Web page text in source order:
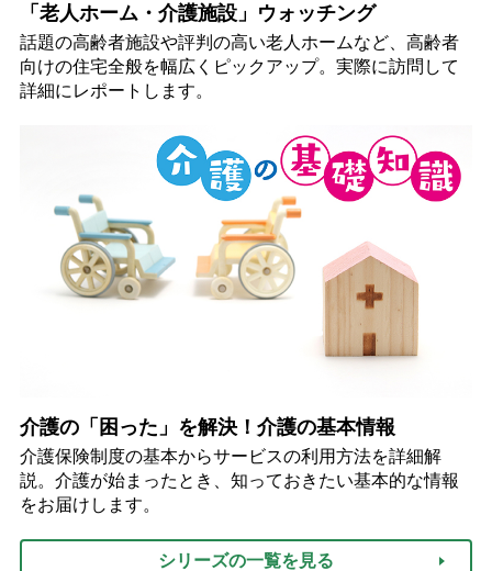
「老人ホーム・介護施設」ウォッチング
話題の高齢者施設や評判の高い老人ホームなど、高齢者
向けの住宅全般を幅広くピックアップ。実際に訪問して
詳細にレポートします。
介護の「困った」を解決！介護の基本情報
介護保険制度の基本からサービスの利用方法を詳細解
説。介護が始まったとき、知っておきたい基本的な情報
をお届けします。
シリーズの一覧を見る